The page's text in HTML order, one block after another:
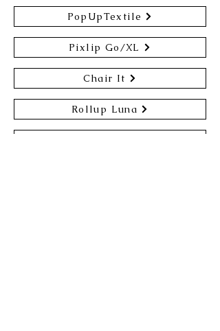
PopUpTextile
Pixlip Go/XL
Chair It
Rollup Luna